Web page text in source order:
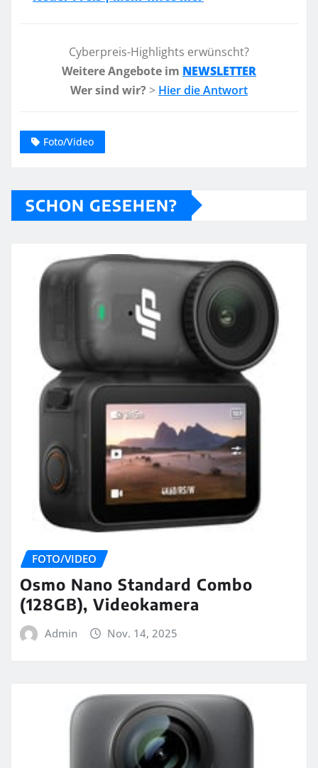
Cyberpreis-Highlights erwünscht?
Weitere Angebote im NEWSLETTER
Wer sind wir? > Hier die Antwort
Foto/Video
SCHON GESEHEN?
FOTO/VIDEO
Osmo Nano Standard Combo
(128GB), Videokamera
Admin Nov. 14, 2025